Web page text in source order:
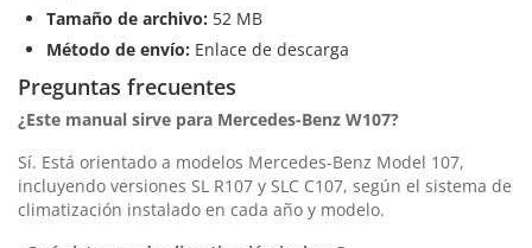
Tamaño de archivo: 52 MB
Método de envío: Enlace de descarga
Preguntas frecuentes
¿Este manual sirve para Mercedes-Benz W107?
Sí. Está orientado a modelos Mercedes-Benz Model 107,
incluyendo versiones SL R107 y SLC C107, según el sistema de
climatización instalado en cada año y modelo.